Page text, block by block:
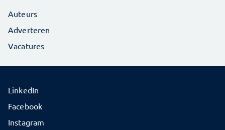
Auteurs
Adverteren
Vacatures
LinkedIn
Facebook
Instagram